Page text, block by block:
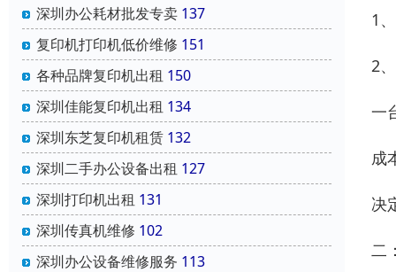
深圳办公耗材批发专卖 137
复印机打印机低价维修 151
各种品牌复印机出租 150
深圳佳能复印机出租 134
深圳东芝复印机租赁 132
深圳二手办公设备出租 127
深圳打印机出租 131
深圳传真机维修 102
深圳办公设备维修服务 113
1
2
一
成
决
二